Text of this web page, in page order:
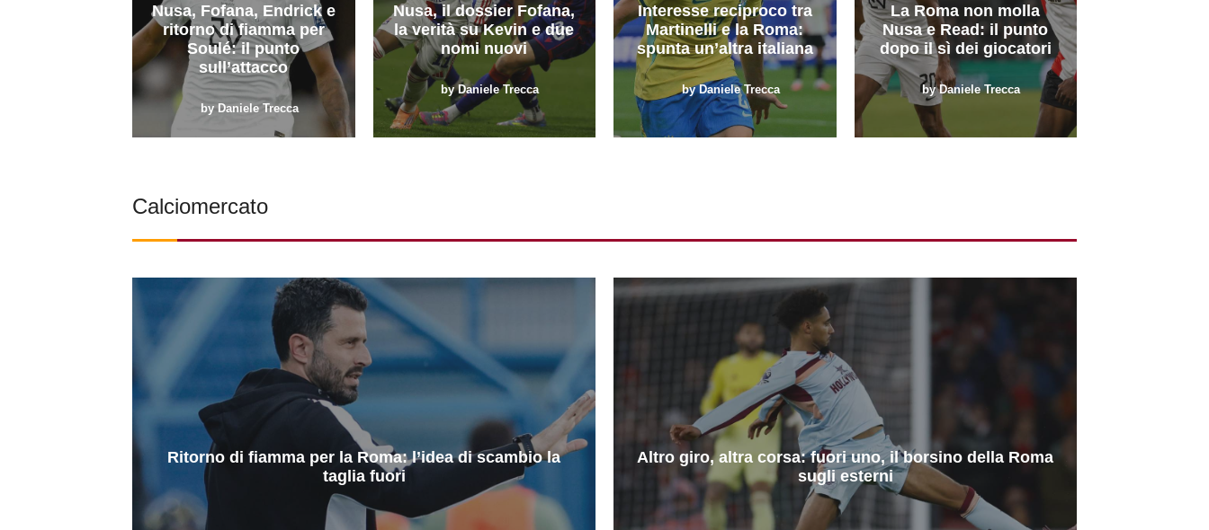
Nusa, Fofana, Endrick e
ritorno di fiamma per
Soulé: il punto
sull’attacco
by Daniele Trecca
Nusa, il dossier Fofana,
la verità su Kevin e due
nomi nuovi
by Daniele Trecca
Interesse reciproco tra
Martinelli e la Roma:
spunta un’altra italiana
by Daniele Trecca
La Roma non molla
Nusa e Read: il punto
dopo il sì dei giocatori
by Daniele Trecca
Calciomercato
Ritorno di fiamma per la Roma: l’idea di scambio la
taglia fuori
Altro giro, altra corsa: fuori uno, il borsino della Roma
sugli esterni